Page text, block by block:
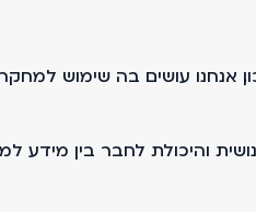
עושים בה שימוש
והיכולת לחבר בין מידע